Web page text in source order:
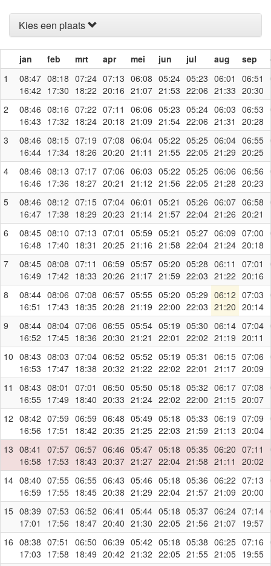
Kies een plaats
jan feb mrt apr mei jun jul aug sep
1
08:47
16:42
08:18
17:30
07:24
18:22
07:13
20:16
06:08
21:07
05:24
21:53
05:23
22:06
06:01
21:33
06:51
20:30
2
08:46
16:43
08:16
17:32
07:22
18:24
07:11
20:18
06:06
21:09
05:23
21:54
05:24
22:06
06:03
21:31
06:53
20:28
3
08:46
16:44
08:15
17:34
07:19
18:26
07:08
20:20
06:04
21:11
05:22
21:55
05:25
22:05
06:04
21:29
06:55
20:25
4
08:46
16:46
08:13
17:36
07:17
18:27
07:06
20:21
06:03
21:12
05:22
21:56
05:25
22:05
06:06
21:28
06:56
20:23
5
08:46
16:47
08:12
17:38
07:15
18:29
07:04
20:23
06:01
21:14
05:21
21:57
05:26
22:04
06:07
21:26
06:58
20:21
6
08:45
16:48
08:10
17:40
07:13
18:31
07:01
20:25
05:59
21:16
05:21
21:58
05:27
22:04
06:09
21:24
07:00
20:18
7
08:45
16:49
08:08
17:42
07:11
18:33
06:59
20:26
05:57
21:17
05:20
21:59
05:28
22:03
06:11
21:22
07:01
20:16
8
08:44
16:51
08:06
17:43
07:08
18:35
06:57
20:28
05:55
21:19
05:20
22:00
05:29
22:03
06:12
21:20
07:03
20:14
9
08:44
16:52
08:04
17:45
07:06
18:36
06:55
20:30
05:54
21:21
05:19
22:01
05:30
22:02
06:14
21:19
07:04
20:11
10 08:43
16:53
08:03
17:47
07:04
18:38
06:52
20:32
05:52
21:22
05:19
22:02
05:31
22:01
06:15
21:17
07:06
20:09
11
08:43
16:55
08:01
17:49
07:01
18:40
06:50
20:33
05:50
21:24
05:18
22:02
05:32
22:00
06:17
21:15
07:08
20:07
12 08:42
16:56
07:59
17:51
06:59
18:42
06:48
20:35
05:49
21:25
05:18
22:03
05:33
21:59
06:19
21:13
07:09
20:04
13 08:41
16:58
07:57
17:53
06:57
18:43
06:46
20:37
05:47
21:27
05:18
22:04
05:35
21:58
06:20
21:11
07:11
20:02
14 08:40
16:59
07:55
17:55
06:55
18:45
06:43
20:38
05:46
21:29
05:18
22:04
05:36
21:57
06:22
21:09
07:13
20:00
15 08:39
17:01
07:53
17:56
06:52
18:47
06:41
20:40
05:44
21:30
05:18
22:05
05:37
21:56
06:24
21:07
07:14
19:57
16 08:38
17:03
07:51
17:58
06:50
18:49
06:39
20:42
05:42
21:32
05:18
22:05
05:38
21:55
06:25
21:05
07:16
19:55